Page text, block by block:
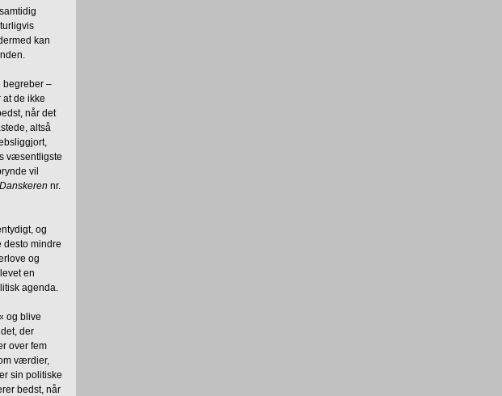
kan
begreber –
de ikke
når det
altså
væsentligste
vil
Danskeren nr.
og
desto mindre
og
en
agenda.
og blive
der
over fem
værdier,
sin politiske
bedst, når